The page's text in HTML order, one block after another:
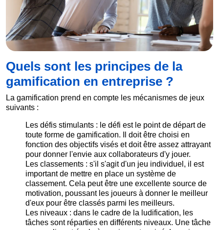
Quels sont les principes de la
gamification en entreprise ?
La gamification prend en compte les mécanismes de jeux
suivants :
Les défis stimulants : le défi est le point de départ de
toute forme de gamification. Il doit être choisi en
fonction des objectifs visés et doit être assez attrayant
pour donner l'envie aux collaborateurs d'y jouer.
Les classements : s'il s'agit d'un jeu individuel, il est
important de mettre en place un système de
classement. Cela peut être une excellente source de
motivation, poussant les joueurs à donner le meilleur
d'eux pour être classés parmi les meilleurs.
Les niveaux : dans le cadre de la ludification, les
tâches sont réparties en différents niveaux. Une tâche